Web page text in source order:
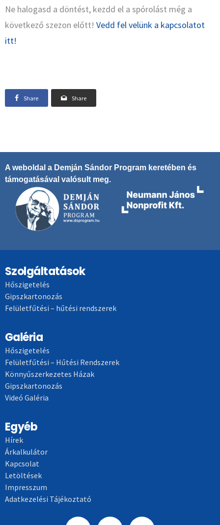
Ne halogasd a döntést, kezdd el a spórolást még a
következő szezon előtt! Vedd fel velünk a kapcsolatot
itt!
Share Share
A weboldal a Demján Sándor Program keretében és
támogatásával valósult meg.
Szolgáltatások
Hőszigetelés
Gipszkartonozás
Felületfűtési – hűtési rendszerek
Galéria
Hőszigetelés
Felületfűtési – Hűtési Rendszerek
Könnyűszerkezetes Házak
Gipszkartonozás
Videó Galéria
Egyéb
Hírek
Árkalkulátor
Kapcsolat
Letöltések
Impresszum
Adatkezelési Tájékoztató